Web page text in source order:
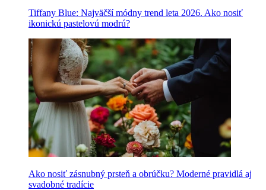
Tiffany Blue: Najväčší módny trend leta 2026. Ako nosiť
ikonickú pastelovú modrú?
Ako nosiť zásnubný prsteň a obrúčku? Moderné pravidlá aj
svadobné tradície